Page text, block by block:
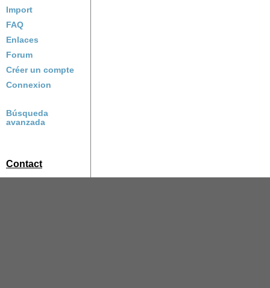
Import
FAQ
Enlaces
Forum
Créer un compte
Connexion
Búsqueda
avanzada
Contact